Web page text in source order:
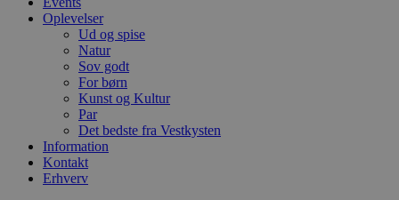
Oplevelser
Ud og spise
Natur
Sov godt
For børn
Kunst og Kultur
Par
Det bedste fra Vestkysten
Information
Kontakt
Erhverv